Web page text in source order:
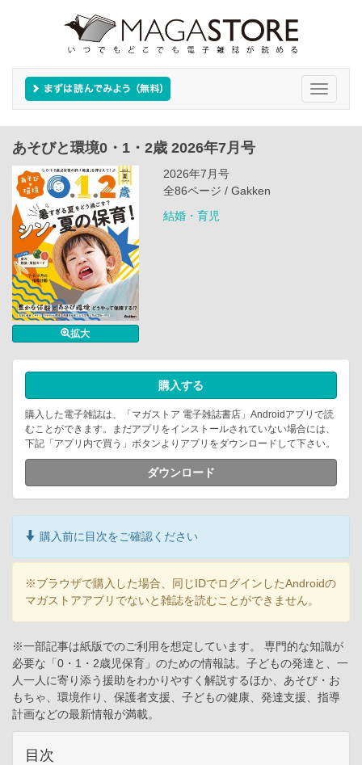
Toggle
あそびと環境0・1・2歳 2026年7月号
拡大
2026年7月号
全86ページ / Gakken
結婚・育児
購入する
購入した電子雑誌は、「マガストア 電子雑誌書店」Androidアプリで読
むことができます。まだアプリをインストールされていない場合には、
下記「アプリ内で買う」ボタンよりアプリをダウンロードして下さい。
ダウンロード
購入前に目次をご確認ください
※ブラウザで購入した場合、同じIDでログインしたAndroidの
マガストアアプリでないと雑誌を読むことができません。
※一部記事は紙版でのご利用を想定しています。 専門的な知識が
必要な「0・1・2歳児保育」のための情報誌。子どもの発達と、一
人一人に寄り添う援助をわかりやすく解説するほか、あそび・お
もちゃ、環境作り、保護者支援、子どもの健康、発達支援、指導
計画などの最新情報が満載。
目次